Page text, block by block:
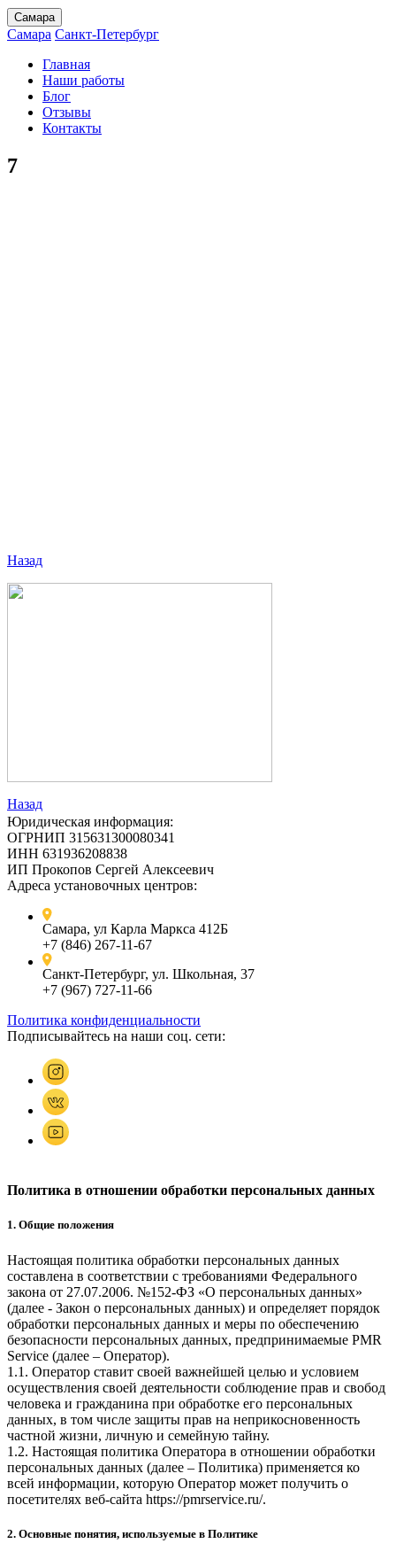
Самара
Самара Санкт-Петербург
Главная
Наши работы
Блог
Отзывы
Контакты
7
Назад
Назад
Юридическая информация:
ОГРНИП 315631300080341
ИНН 631936208838
ИП Прокопов Сергей Алексеевич
Адреса установочных центров:
Самара, ул Карла Маркса 412Б
+7 (846) 267-11-67
Санкт-Петербург, ул. Школьная, 37
+7 (967) 727-11-66
Политика конфиденциальности
Подписывайтесь на наши соц. сети:
Политика в отношении обработки персональных данных
1. Общие положения
Настоящая политика обработки персональных данных
составлена в соответствии с требованиями Федерального
закона от 27.07.2006. №152-ФЗ «О персональных данных»
(далее - Закон о персональных данных) и определяет порядок
обработки персональных данных и меры по обеспечению
безопасности персональных данных, предпринимаемые PMR
Service (далее – Оператор).
1.1. Оператор ставит своей важнейшей целью и условием
осуществления своей деятельности соблюдение прав и свобод
человека и гражданина при обработке его персональных
данных, в том числе защиты прав на неприкосновенность
частной жизни, личную и семейную тайну.
1.2. Настоящая политика Оператора в отношении обработки
персональных данных (далее – Политика) применяется ко
всей информации, которую Оператор может получить о
посетителях веб-сайта https://pmrservice.ru/.
2. Основные понятия, используемые в Политике